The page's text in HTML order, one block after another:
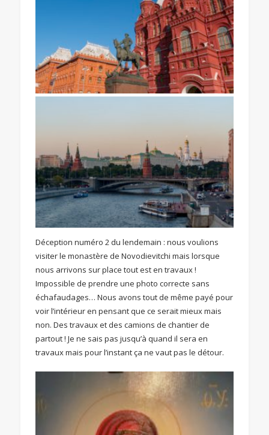
Déception numéro 2 du lendemain : nous voulions
visiter le monastère de Novodievitchi mais lorsque
nous arrivons sur place tout est en travaux !
Impossible de prendre une photo correcte sans
échafaudages… Nous avons tout de même payé pour
voir l’intérieur en pensant que ce serait mieux mais
non. Des travaux et des camions de chantier de
partout ! Je ne sais pas jusqu’à quand il sera en
travaux mais pour l’instant ça ne vaut pas le détour.